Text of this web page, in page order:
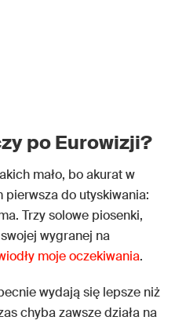
po Eurowizji?
mało, bo akurat w
pierwsza do utyskiwania:
Trzy solowe piosenki,
wygranej na
moje oczekiwania.
wydają się lepsze niż
chyba zawsze działa na